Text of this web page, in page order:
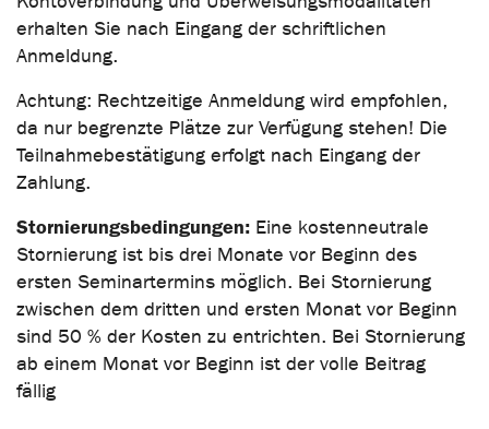
erhalten Sie nach Eingang der schriftlichen
Anmeldung.
Achtung: Rechtzeitige Anmeldung wird empfohlen,
da nur begrenzte Plätze zur Verfügung stehen! Die
Teilnahmebestätigung erfolgt nach Eingang der
Zahlung.
Stornierungsbedingungen: Eine kostenneutrale
Stornierung ist bis drei Monate vor Beginn des
ersten Seminartermins möglich. Bei Stornierung
zwischen dem dritten und ersten Monat vor Beginn
sind 50 % der Kosten zu entrichten. Bei Stornierung
ab einem Monat vor Beginn ist der volle Beitrag
fällig